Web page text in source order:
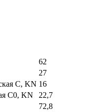
62
27
C, KN 16
C0, KN
22,7
72,8